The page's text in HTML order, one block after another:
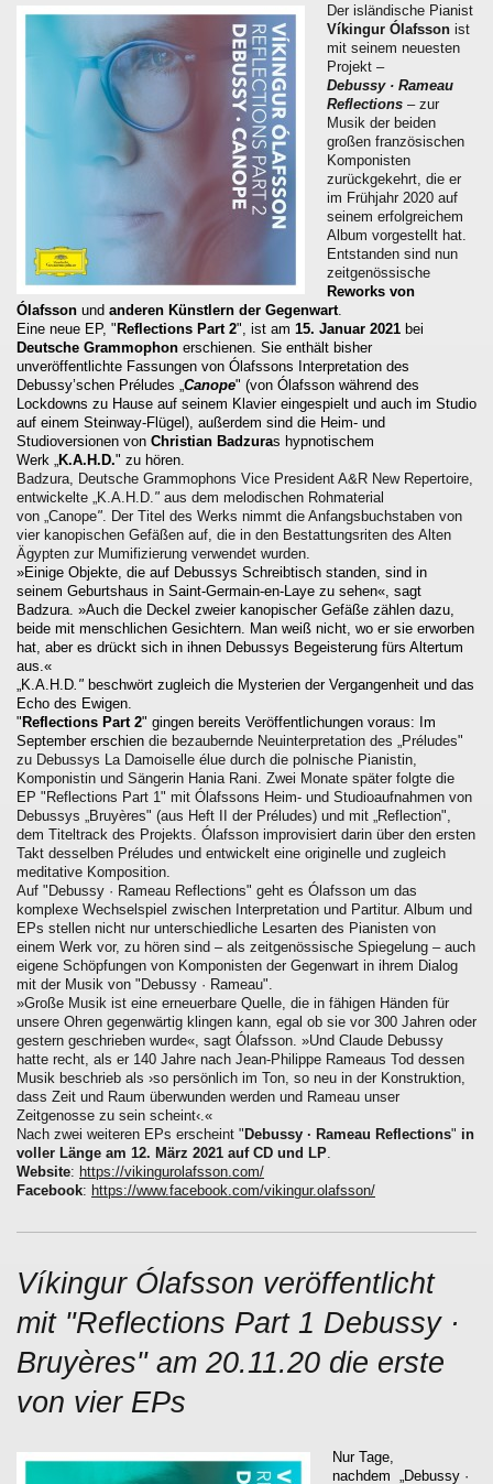
Der isländische Pianist
Víkingur Ólafsson ist
mit seinem neuesten
Projekt –
Debussy · Rameau
Reflections – zur
Musik der beiden
großen französischen
Komponisten
zurückgekehrt, die er
im Frühjahr 2020 auf
seinem erfolgreichem
Album vorgestellt hat.
Entstanden sind nun
zeitgenössische
Reworks von
Ólafsson und anderen Künstlern der Gegenwart
Eine neue EP, "Reflections Part 2", ist am 15. Januar 2021 bei
Deutsche Grammophon erschienen. Sie enthält bisher
unveröffentlichte Fassungen von Ólafssons Interpretation des
Debussy’schen Préludes „ Canope" (von Ólafsson während des
Lockdowns zu Hause auf seinem Klavier eingespielt und auch im Studio
auf einem Steinway-Flügel), außerdem sind die Heim- und
Studioversionen von Christian Badzuras hypnotischem
Werk „ K.A.H.D." zu hören.
Badzura, Deutsche Grammophons Vice President A&R New Repertoire,
entwickelte „K.A.H.D. " aus dem melodischen Rohmaterial
von „Canope" . Der Titel des Werks nimmt die Anfangsbuchstaben von
vier kanopischen Gefäßen auf, die in den Bestattungsriten des Alten
Ägypten zur Mumifizierung verwendet wurden.
»Einige Objekte, die auf Debussys Schreibtisch standen, sind in
seinem Geburtshaus in Saint-Germain-en-Laye zu sehen«, sagt
Badzura. »Auch die Deckel zweier kanopischer Gefäße zählen dazu,
beide mit menschlichen Gesichtern. Man weiß nicht, wo er sie erworben
hat, aber es drückt sich in ihnen Debussys Begeisterung fürs Altertum
aus.«
„K.A.H.D ." beschwört zugleich die Mysterien der Vergangenheit und das
Echo des Ewigen.
"Reflections Part 2" gingen bereits Veröffentlichungen voraus: Im
September erschien die bezaubernde Neuinterpretation des „Préludes"
zu Debussys La Damoiselle élue durch die polnische Pianistin,
Komponistin und Sängerin Hania Rani. Zwei Monate später folgte die
EP "Reflections Part 1" mit Ólafssons Heim- und Studioaufnahmen von
Debussys „Bruyères" (aus Heft II der Préludes) und mit „Reflection",
dem Titeltrack des Projekts. Ólafsson improvisiert darin über den ersten
Takt desselben Préludes und entwickelt eine originelle und zugleich
meditative Komposition.
Auf "Debussy · Rameau Reflections" geht es Ólafsson um das
komplexe Wechselspiel zwischen Interpretation und Partitur. Album und
EPs stellen nicht nur unterschiedliche Lesarten des Pianisten von
einem Werk vor, zu hören sind – als zeitgenössische Spiegelung – auch
eigene Schöpfungen von Komponisten der Gegenwart in ihrem Dialog
mit der Musik von "Debussy · Rameau".
»Große Musik ist eine erneuerbare Quelle, die in fähigen Händen für
unsere Ohren gegenwärtig klingen kann, egal ob sie vor 300 Jahren oder
gestern geschrieben wurde«, sagt Ólafsson. »Und Claude Debussy
hatte recht, als er 140 Jahre nach Jean-Philippe Rameaus Tod dessen
Musik beschrieb als ›so persönlich im Ton, so neu in der Konstruktion,
dass Zeit und Raum überwunden werden und Rameau unser
Zeitgenosse zu sein scheint‹.«
Nach zwei weiteren EPs erscheint "Debussy · Rameau Reflections" in
voller Länge am 12. März 2021 auf CD und LP
Website: https://vikingurolafsson.com/
Facebook: https://www.facebook.com/vikingur.olafsson/
Víkingur Ólafsson veröffentlicht
mit "Reflections Part 1 Debussy ·
Bruyères" am 20.11.20 die erste
von vier EPs
Nur Tage,
nachdem „Debussy ·